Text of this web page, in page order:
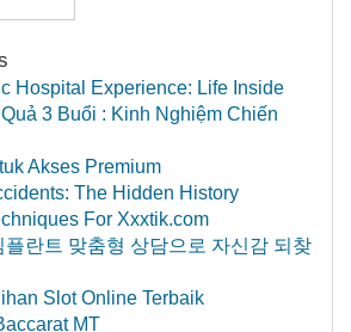
Hospital Experience: Life Inside
3 Buổi : Kinh Nghiệm Chiến
Akses Premium
The Hidden History
For Xxxtik.com
플란트 맞춤형 상담으로 자신감 되찾
Slot Online Terbaik
MT